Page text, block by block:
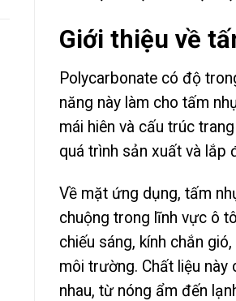
Giới thiệu về
Polycarbonate có độ
năng này làm cho tấm
mái hiên và cấu trúc
quá trình sản xuất và lắp
Về mặt ứng dụng, tấm
chuộng trong lĩnh vực ô
chiếu sáng, kính chắn
môi trường. Chất liệu
nhau, từ nóng ẩm đến